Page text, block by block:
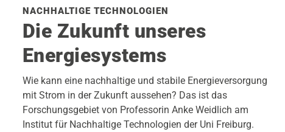
NACHHALTIGE TECHNOLOGIEN
Die Zukunft unseres
Energiesystems
Wie kann eine nachhaltige und stabile Energieversorgung
mit Strom in der Zukunft aussehen? Das ist das
Forschungsgebiet von Professorin Anke Weidlich am
Institut für Nachhaltige Technologien der Uni Freiburg.